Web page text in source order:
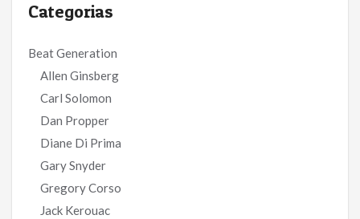
Categorias
Beat Generation
Allen Ginsberg
Carl Solomon
Dan Propper
Diane Di Prima
Gary Snyder
Gregory Corso
Jack Kerouac